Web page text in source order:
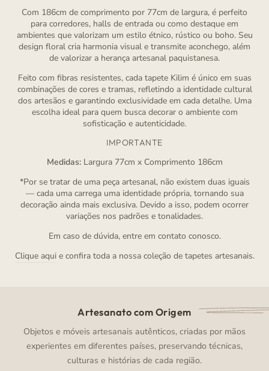
Com 186cm de comprimento por 77cm de largura, é perfeito
para corredores, halls de entrada ou como destaque em
ambientes que valorizam um estilo étnico, rústico ou boho. Seu
design floral cria harmonia visual e transmite aconchego, além
de valorizar a herança artesanal paquistanesa.
Feito com fibras resistentes, cada tapete Kilim é único em suas
combinações de cores e tramas, refletindo a identidade cultural
dos artesãos e garantindo exclusividade em cada detalhe. Uma
escolha ideal para quem busca decorar o ambiente com
sofisticação e autenticidade.
IMPORTANTE
Medidas:Largura 77cm x Comprimento 186cm
*Por se tratar de uma peça artesanal, não existem duas iguais
— cada uma carrega uma identidade própria, tornando sua
decoração ainda mais exclusiva. Devido a isso, podem ocorrer
variações nos padrões e tonalidades.
Em caso de dúvida, entre em contato conosco.
Clique aquie confira toda a nossa coleção de tapetes artesanais.
Artesanato com Origem
Objetos e móveis artesanais autênticos, criadas por mãos
experientes em diferentes países, preservando técnicas,
culturas e histórias de cada região.